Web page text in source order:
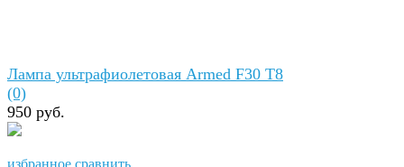
Лампа ультрафиолетовая Armed F30 T8
(0)
950 руб.